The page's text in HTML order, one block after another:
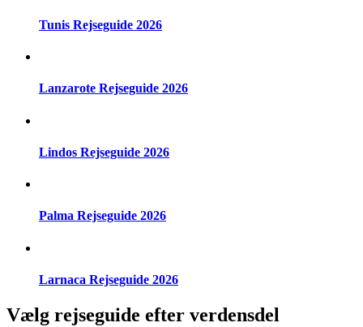
Tunis Rejseguide 2026
Lanzarote Rejseguide 2026
Lindos Rejseguide 2026
Palma Rejseguide 2026
Larnaca Rejseguide 2026
Vælg rejseguide efter verdensdel